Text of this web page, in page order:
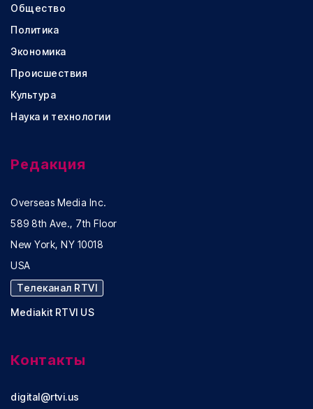
Общество
Политика
Экономика
Происшествия
Культура
Наука и технологии
Редакция
Overseas Media Inc.
589 8th Ave., 7th Floor
New York, NY 10018
USA
Телеканал RTVI
Mediakit RTVI US
Контакты
digital@rtvi.us